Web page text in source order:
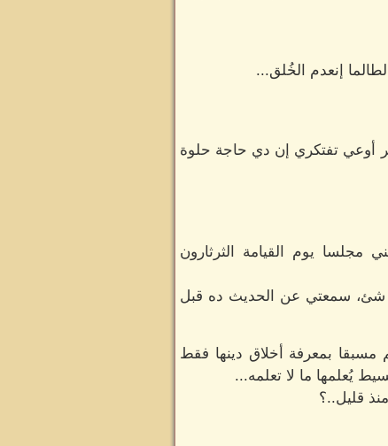
إنعدم الخُلق...
أوعي تفتكري إن دي حاجة حلوة
مجلسا يوم القيامة الثرثارون
شئ، سمعتي عن الحديث ده قبل
مسبقا بمعرفة أخلاق دينها فقط
يُعلمها ما لا تعلمه...
قليل..؟